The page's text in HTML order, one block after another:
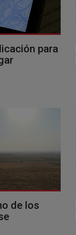
para
de los